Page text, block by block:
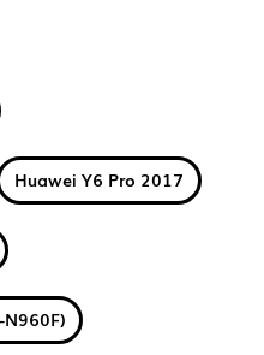
Huawei Y6 Pro 2017